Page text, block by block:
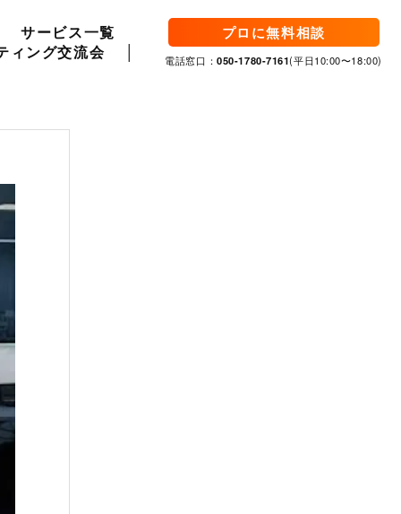
サービス一覧
ィング交流会
プロに無料相談
電話窓口：050-1780-7161(平日10:00〜18:00)